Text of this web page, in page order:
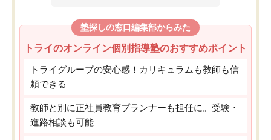
塾探しの窓口編集部からみた
トライのオンライン個別指導塾のおすすめポイント
トライグループの安心感！カリキュラムも教師も信
頼できる
教師と別に正社員教育プランナーも担任に。受験・
進路相談も可能